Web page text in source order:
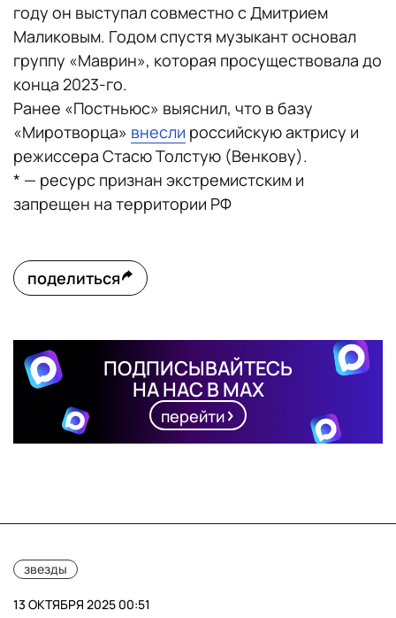
году он выступал совместно с Дмитрием
Маликовым. Годом спустя музыкант основал
группу «Маврин», которая просуществовала до
конца 2023-го.
Ранее «Постньюс» выяснил, что в базу
«Миротворца» внесли российскую актрису и
режиссера Стасю Толстую (Венкову).
* — ресурс признан экстремистским и
запрещен на территории РФ
поделиться
ПОДПИСЫВАЙТЕСЬ
НА НАС В MAX
перейти
звезды
13 ОКТЯБРЯ 2025 00:51